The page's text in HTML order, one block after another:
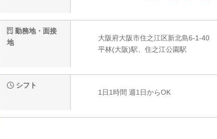
勤務地・面接
地
大阪府大阪市住之江区新北島6-1-40
平林(大阪)駅、住之江公園駅
シフト
1日1時間 週1日からOK